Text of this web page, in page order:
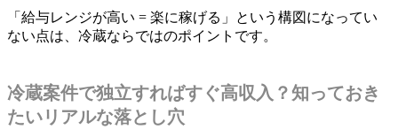
「給与レンジが高い = 楽に稼げる」という構図になってい
ない点は、冷蔵ならではのポイントです。
冷蔵案件で独立すればすぐ高収入？知っておき
たいリアルな落とし穴